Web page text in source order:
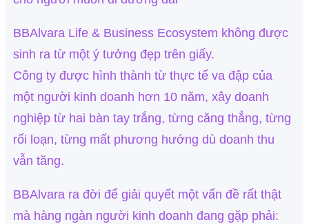
BBAlvara Life & Business Ecosystem không được
sinh ra từ một ý tưởng đẹp trên giấy.
Công ty được hình thành từ thực tế va đập của
một người kinh doanh hơn 10 năm, xây doanh
nghiệp từ hai bàn tay trắng, từng căng thẳng, từng
rối loạn, từng mất phương hướng dù doanh thu
vẫn tăng.
BBAlvara ra đời để giải quyết một vấn đề rất thật
mà hàng ngàn người kinh doanh đang gặp phải: